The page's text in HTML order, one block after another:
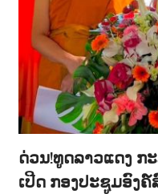
ດ່ວນ!ທູດລາວແດງ ກ
ເປີດ ກອງປະຊູມອົງ